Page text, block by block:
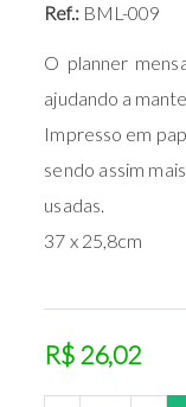
Ref.: BML-009
O planner
ajudando a
Impresso em
sendo assim
usadas.
37 x 25,8cm
R$ 26,02